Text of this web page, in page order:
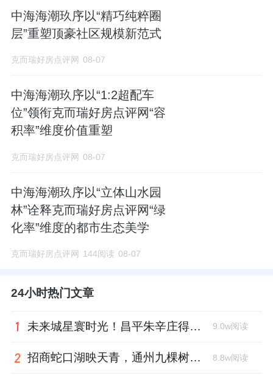
中海海潮玖序以“精巧纯粹圈
层”重塑顶豪社区规模新范式
克而瑞好房点评网 08-07
中海海潮玖序以“1:2超配车
位”领衔克而瑞好房点评网“容
积率”维度价值重塑
克而瑞好房点评网 08-07
中海海潮玖序以“立体山水园
林”诠释克而瑞好房点评网“绿
化率”维度的都市生态美学
克而瑞好房点评网 144阅读 08-07
24小时热门文章
未来城星寰时光！昌平朱辛庄得房率天花板 9.0w阅读
招商蛇口湖映天青，通州九棵树首座宋韵新盘亮相 8.8w阅读